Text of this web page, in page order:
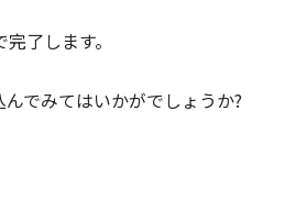
了します。
でみてはいかがでしょうか?